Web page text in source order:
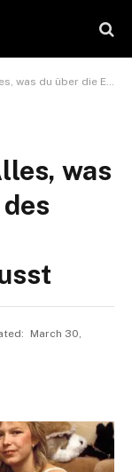
Fußballstars Pierre Littbarski wissen musst
was
March 30,